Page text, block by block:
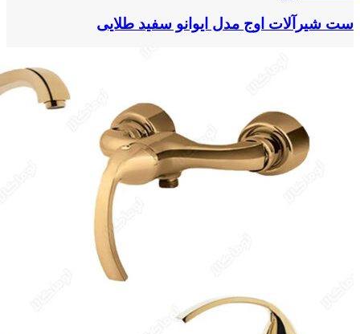
ست شیرآلات اوج مدل ایوانو سفید طلایی